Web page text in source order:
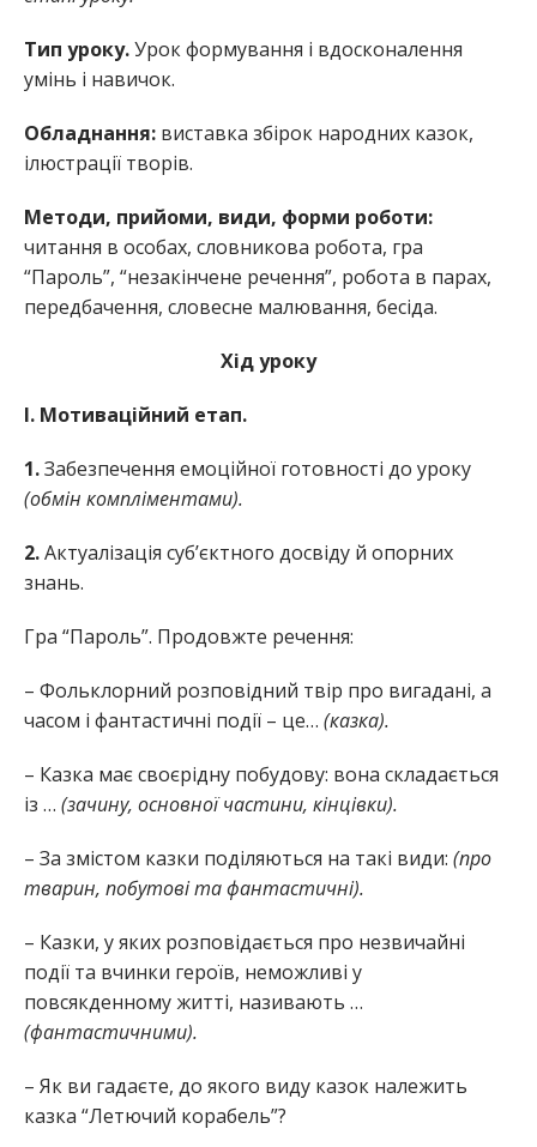
Тип уроку.Урок формування і вдосконалення
умінь і навичок.
Обладнання: виставка збірок народних казок,
ілюстрації творів.
Методи, прийоми, види, форми роботи:
читання в особах, словникова робота, гра
“Пароль”, “незакінчене речення”, робота в парах,
передбачення, словесне малювання, бесіда.
Хід уроку
І. Мотиваційний етап.
1.Забезпечення емоційної готовності до уроку
(обмін компліментами).
2.Актуалізація суб’єктного досвіду й опорних
знань.
Гра “Пароль”. Продовжте речення:
– Фольклорний розповідний твір про вигадані, а
часом і фантастичні події – це… (казка).
– Казка має своєрідну побудову: вона складається
із … (зачину, основної частини, кінцівки).
– За змістом казки поділяються на такі види: (про
тварин, побутові та фантастичні).
– Казки, у яких розповідається про незвичайні
події та вчинки героїв, неможливі у
повсякденному житті, називають …
(фантастичними).
– Як ви гадаєте, до якого виду казок належить
казка “Летючий корабель”?